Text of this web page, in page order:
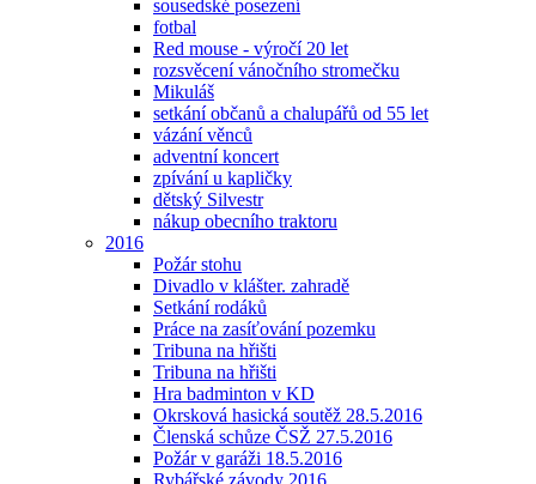
sousedské posezení
fotbal
Red mouse - výročí 20 let
rozsvěcení vánočního stromečku
Mikuláš
setkání občanů a chalupářů od 55 let
vázání věnců
adventní koncert
zpívání u kapličky
dětský Silvestr
nákup obecního traktoru
2016
Požár stohu
Divadlo v klášter. zahradě
Setkání rodáků
Práce na zasíťování pozemku
Tribuna na hřišti
Tribuna na hřišti
Hra badminton v KD
Okrsková hasická soutěž 28.5.2016
Členská schůze ČSŽ 27.5.2016
Požár v garáži 18.5.2016
Rybářské závody 2016